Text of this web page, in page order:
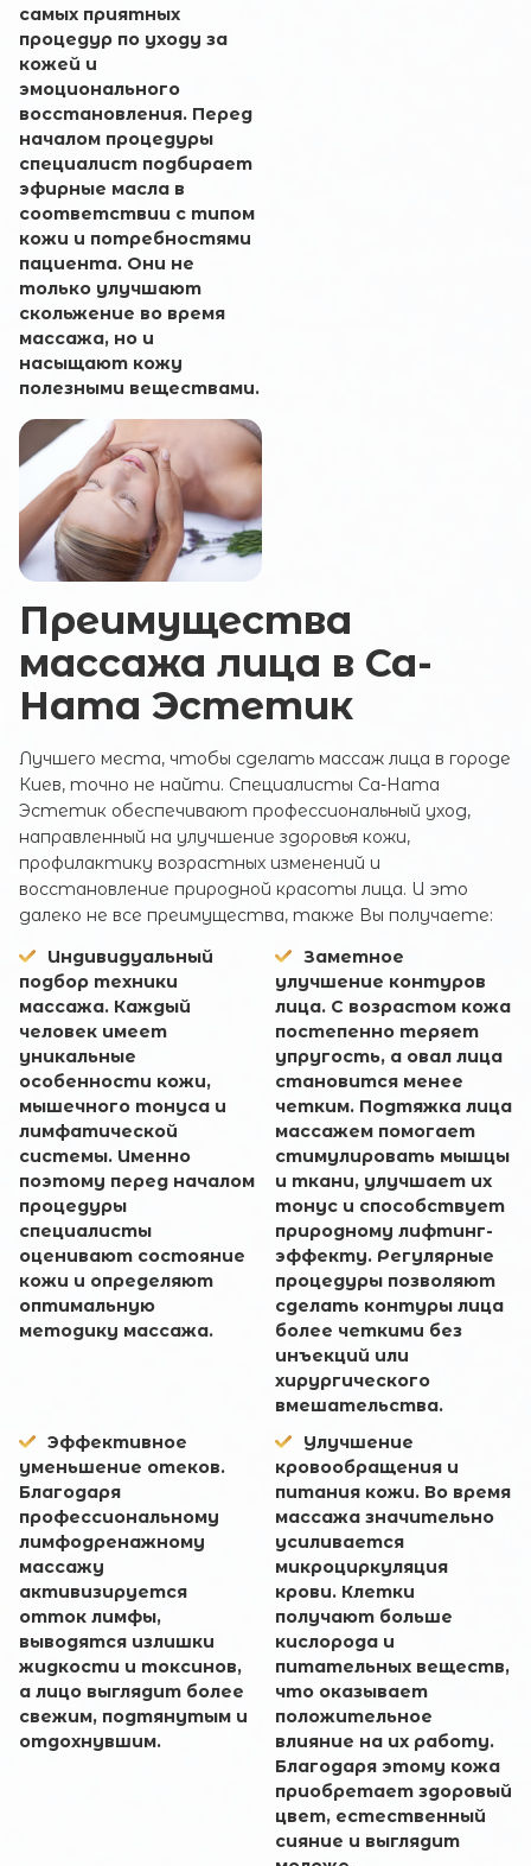
самых приятных
процедур по уходу за
кожей и
эмоционального
восстановления. Перед
началом процедуры
специалист подбирает
эфирные масла в
соответствии с типом
кожи и потребностями
пациента. Они не
только улучшают
скольжение во время
массажа, но и
насыщают кожу
полезными веществами.
Преимущества
массажа лица в Са-
Ната Эстетик
Лучшего места, чтобы сделать массаж лица в городе
Киев, точно не найти. Специалисты Са-Ната
Эстетик обеспечивают профессиональный уход,
направленный на улучшение здоровья кожи,
профилактику возрастных изменений и
восстановление природной красоты лица. И это
далеко не все преимущества, также Вы получаете:
Индивидуальный
подбор техники
массажа. Каждый
человек имеет
уникальные
особенности кожи,
мышечного тонуса и
лимфатической
системы. Именно
поэтому перед началом
процедуры
специалисты
оценивают состояние
кожи и определяют
оптимальную
методику массажа.
Заметное
улучшение контуров
лица. С возрастом кожа
постепенно теряет
упругость, а овал лица
становится менее
четким. Подтяжка лица
массажем помогает
стимулировать мышцы
и ткани, улучшает их
тонус и способствует
природному лифтинг-
эффекту. Регулярные
процедуры позволяют
сделать контуры лица
более четкими без
инъекций или
хирургического
вмешательства.
Эффективное
уменьшение отеков.
Благодаря
профессиональному
лимфодренажному
массажу
активизируется
отток лимфы,
выводятся излишки
жидкости и токсинов,
а лицо выглядит более
свежим, подтянутым и
отдохнувшим.
Улучшение
кровообращения и
питания кожи. Во время
массажа значительно
усиливается
микроциркуляция
крови. Клетки
получают больше
кислорода и
питательных веществ,
что оказывает
положительное
влияние на их работу.
Благодаря этому кожа
приобретает здоровый
цвет, естественный
сияние и выглядит
Запись онлайн
Имя и Фамилия
Ваш e-mail
Комментарий